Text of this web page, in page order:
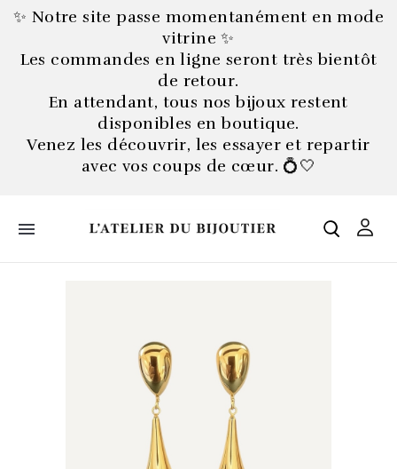
✨ Notre site passe momentanément en mode
vitrine ✨
Les commandes en ligne seront très bientôt
de retour.
En attendant, tous nos bijoux restent
disponibles en boutique.
Venez les découvrir, les essayer et repartir
avec vos coups de cœur. 💍🤍
